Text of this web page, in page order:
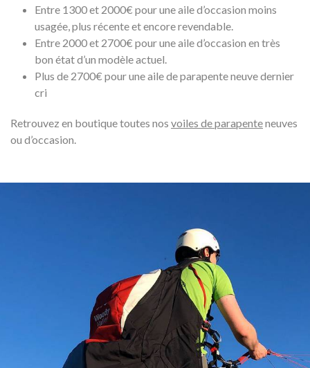
Entre 1300 et 2000€ pour une aile d’occasion moins
usagée, plus récente et encore revendable.
Entre 2000 et 2700€ pour une aile d’occasion en très
bon état d’un modèle actuel.
Plus de 2700€ pour une aile de parapente neuve dernier
cri
Retrouvez en boutique toutes nos voiles de parapenteneuves
ou d’occasion.